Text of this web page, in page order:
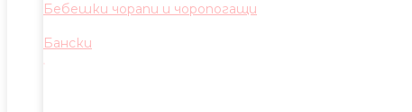
Бебешки чорапи и чоропогащи
Бански